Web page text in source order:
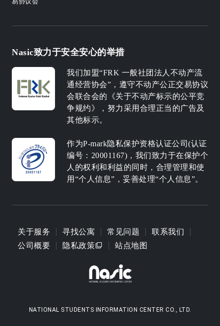
Nasic致力于安全安心的举措
我们加盟“FRK 一般社团法人不动产流
通经营协会”，遵守不动产公正交易协议
会联合会的《关于不动产标示的公平竞
争规约》，努力采用合理正当的广告及
其他标示。
作为P-mark隐私保护资格认证公司(认证
编号：20001167)，我们致力于在保护个
人的权利和利益的同时，合理管理和使
用“个人信息”，妥善处理“个人信息”。
关于服务 寻找公寓 常见问题
联系我们
公司概要
隐私政策 站点地图
NATIONAL STUDENTS INFORMATION CENTER CO., LTD.